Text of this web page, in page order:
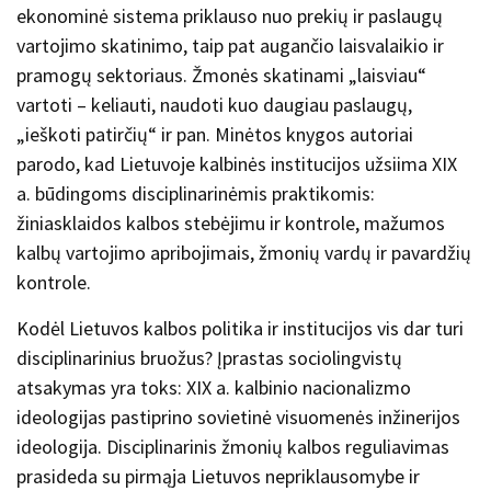
ekonominė sistema priklauso nuo prekių ir paslaugų
vartojimo skatinimo, taip pat augančio laisvalaikio ir
pramogų sektoriaus. Žmonės skatinami „laisviau“
vartoti – keliauti, naudoti kuo daugiau paslaugų,
„ieškoti patirčių“ ir pan. Minėtos knygos autoriai
parodo, kad Lietuvoje kalbinės institucijos užsiima XIX
a. būdingoms disciplinarinėmis praktikomis:
žiniasklaidos kalbos stebėjimu ir kontrole, mažumos
kalbų vartojimo apribojimais, žmonių vardų ir pavardžių
kontrole.
Kodėl Lietuvos kalbos politika ir institucijos vis dar turi
disciplinarinius bruožus? Įprastas sociolingvistų
atsakymas yra toks: XIX a. kalbinio nacionalizmo
ideologijas pastiprino sovietinė visuomenės inžinerijos
ideologija. Disciplinarinis žmonių kalbos reguliavimas
prasideda su pirmąja Lietuvos nepriklausomybe ir